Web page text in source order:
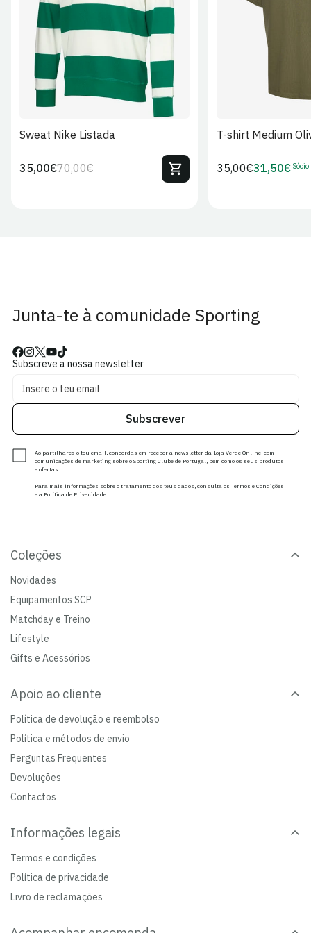
S XL 2XL
Sweat Nike Listada
Preço
70,00€Preço
35,00€
T-shirt Medium
Preço
35,00€Preço
31,50€ Sócio
Junta-te à comunidade Sporting
Subscreve a nossa newsletter
Subscrever
Ao partilhares o teu email, concordas em receber a newsletter da Loja Verde Online, com
comunicações de marketing sobre o Sporting Clube de Portugal, bem como os seus produtos
e ofertas.
Para mais informações sobre o tratamento dos teus dados, consulta os Termos e Condições
e a Política de Privacidade.
Coleções
Novidades
Equipamentos SCP
Matchday e Treino
Lifestyle
Gifts e Acessórios
Apoio ao cliente
Política de devolução e reembolso
Política e métodos de envio
Perguntas Frequentes
Devoluções
Contactos
Informações legais
Termos e condições
Política de privacidade
Livro de reclamações